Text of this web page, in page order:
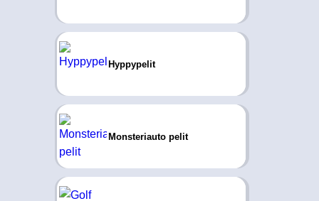
Hyppypelit
Monsteriauto pelit